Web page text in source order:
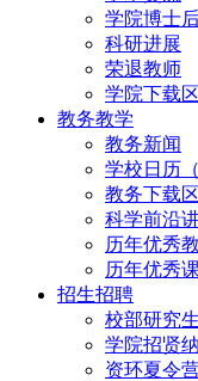
学院博士
科研进展
荣退教师
学院下载区
教务教学
教务新闻
学校日历
教务下载区
科学前沿
历年优秀
历年优秀
招生招聘
校部研究
学院招贤
资环夏令